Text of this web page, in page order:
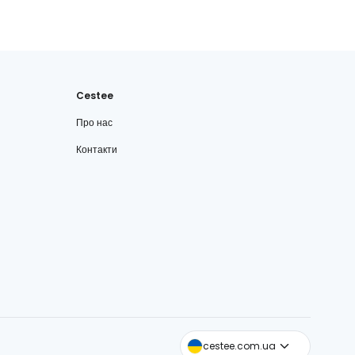
Cestee
Про нас
Контакти
cestee.com.ua
cestee.com